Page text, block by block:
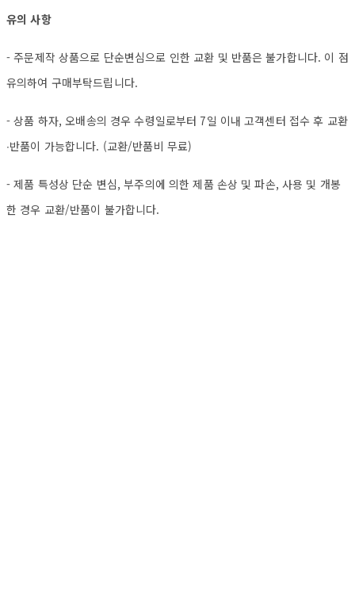
유의 사항
- 주문제작 상품으로 단순변심으로 인한 교환 및 반품은 불가합니다. 이 점
유의하여 구매부탁드립니다.
- 상품 하자, 오배송의 경우 수령일로부터 7일 이내 고객센터 접수 후 교환
∙반품이 가능합니다. (교환/반품비 무료)
- 제품 특성상 단순 변심, 부주의에 의한 제품 손상 및 파손, 사용 및 개봉
한 경우 교환/반품이 불가합니다.